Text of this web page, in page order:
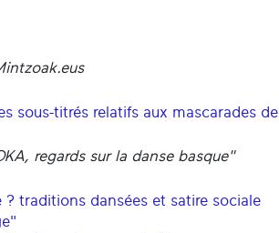
sous-titrés relatifs aux mascarades
regards sur la danse basque"
? traditions dansées et satire sociale